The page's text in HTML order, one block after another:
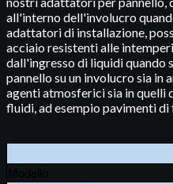
all'interno dell'involucro
adattatori di installazione,
acciaio resistenti alle
dall'ingresso di liquidi quando
pannello su un involucro sia
agenti atmosferici sia in quelli
fluidi, ad esempio pavimenti